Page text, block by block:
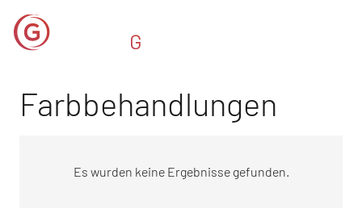
Farbbehandlungen
Es wurden keine Ergebnisse gefunden.